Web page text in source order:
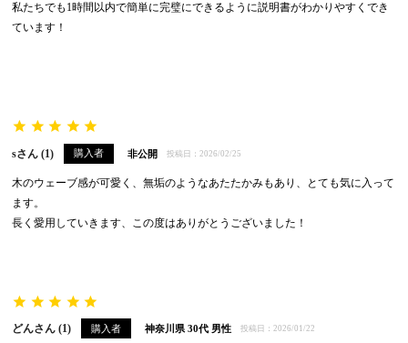
私たちでも1時間以内で簡単に完璧にできるように説明書がわかりやすくでき
ています！
s 1 購入者 非公開 投稿日 2026/02/25
木のウェーブ感が可愛く、無垢のようなあたたかみもあり、とても気に入って
ます。
長く愛用していきます、この度はありがとうございました！
どん 1 購入者 神奈川県 30代 男性 投稿日 2026/01/22